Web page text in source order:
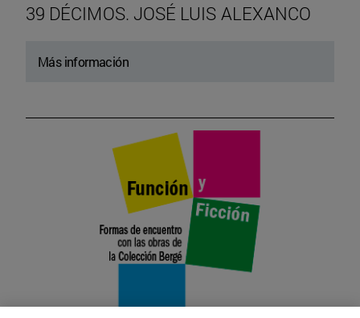
39 DÉCIMOS. JOSÉ LUIS ALEXANCO
Más información